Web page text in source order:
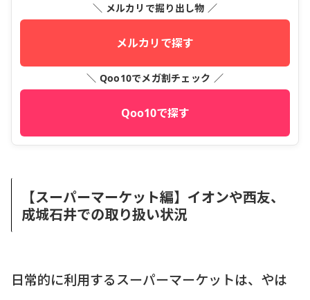
＼ メルカリで掘り出し物 ／
メルカリで探す
＼ Qoo10でメガ割チェック ／
Qoo10で探す
【スーパーマーケット編】イオンや西友、
成城石井での取り扱い状況
日常的に利用するスーパーマーケットは、やは